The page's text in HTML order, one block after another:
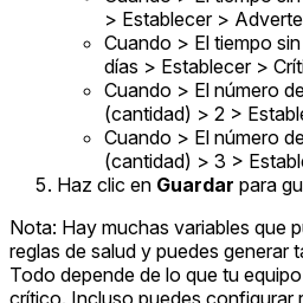
> Establecer >
Cuando > El tiempo
días > Establecer >
Cuando > El número
(cantidad) > 2 >
Cuando > El número
(cantidad) > 3 >
Haz clic en Guardar para
Nota: Hay muchas variables que
reglas de salud y puedes generar
Todo depende de lo que tu
crítico. Incluso puedes configurar